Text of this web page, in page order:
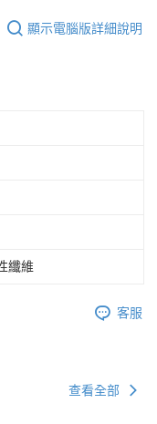
顯示電腦版詳細說明
纖維
客服
查看全部